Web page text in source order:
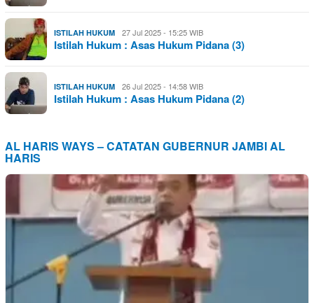
ISTILAH HUKUM 27 Jul 2025 - 15:25 WIB
Istilah Hukum : Asas Hukum Pidana (3)
ISTILAH HUKUM 26 Jul 2025 - 14:58 WIB
Istilah Hukum : Asas Hukum Pidana (2)
AL HARIS WAYS – CATATAN GUBERNUR JAMBI AL
HARIS